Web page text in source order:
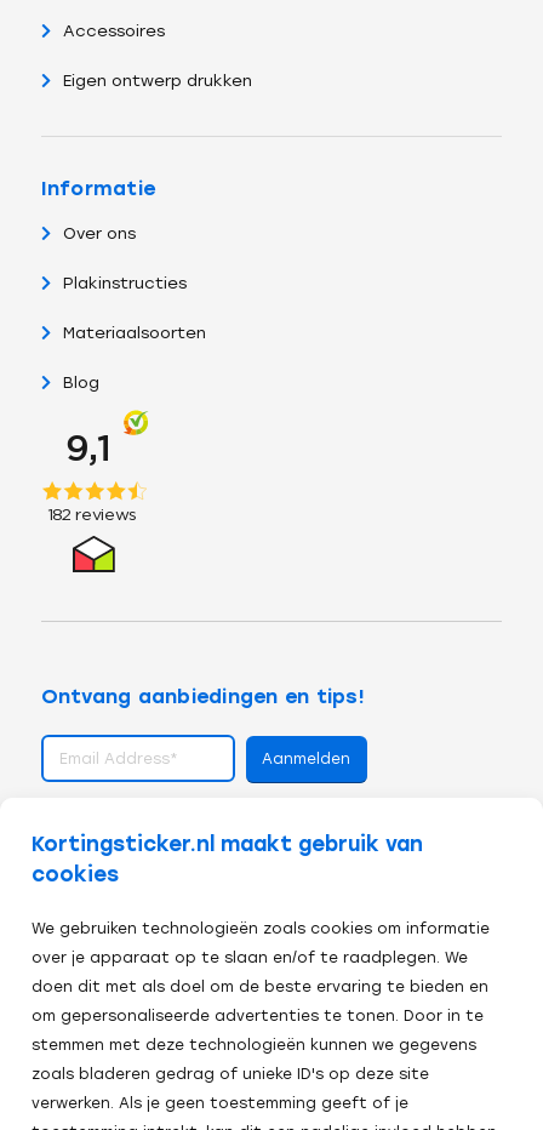
Kortingsticker.nl maakt gebruik van
cookies
We gebruiken technologieën zoals cookies om informatie
over je apparaat op te slaan en/of te raadplegen. We
doen dit met als doel om de beste ervaring te bieden en
om gepersonaliseerde advertenties te tonen. Door in te
stemmen met deze technologieën kunnen we gegevens
zoals bladeren gedrag of unieke ID's op deze site
verwerken. Als je geen toestemming geeft of je
Accessoires
Eigen ontwerp drukken
Informatie
Over ons
Plakinstructies
Materiaalsoorten
Blog
Ontvang aanbiedingen en tips!